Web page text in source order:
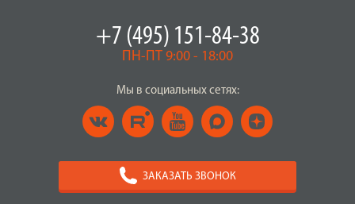
+7 (495) 151-84-38
ПН-ПТ 9:00 - 18:00
Мы в социальных сетях:
ЗАКАЗАТЬ ЗВОНОК